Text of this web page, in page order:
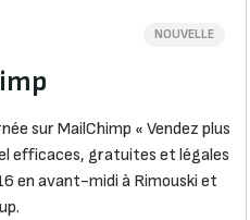
NOUVELLE
sur MailChimp « Vendez plus
efficaces, gratuites et légales
en avant-midi à Rimouski et